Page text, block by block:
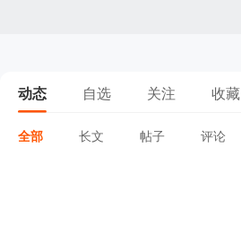
动态 自选 关注 收藏
全部 长文 帖子 评论